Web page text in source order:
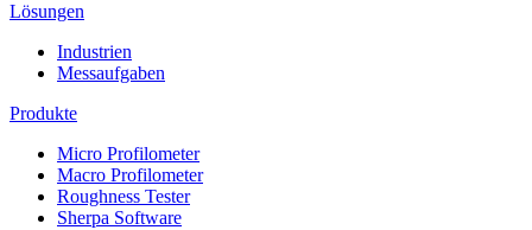
Lösungen
Industrien
Messaufgaben
Produkte
Micro Profilometer
Macro Profilometer
Roughness Tester
Sherpa Software